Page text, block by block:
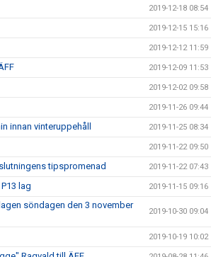
2019-12-18 08:54
2019-12-15 15:16
2019-12-12 11:59
2019-12-09 11:53
2019-12-02 09:58
2019-11-26 09:44
innan vinteruppehåll 2019-11-25 08:34
2019-11-22 09:50
tipspromenad 2019-11-22 07:43
lag 2019-11-15 09:16
söndagen den 3 november
2019-10-30 09:04
2019-10-19 10:02